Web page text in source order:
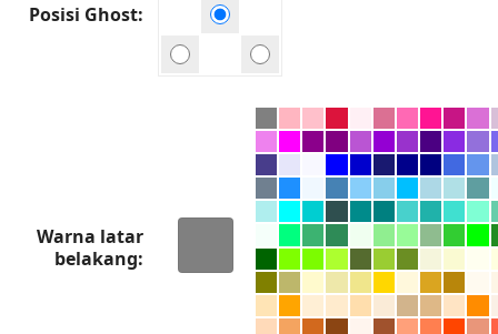
Posisi Ghost
Warna latar
belakang